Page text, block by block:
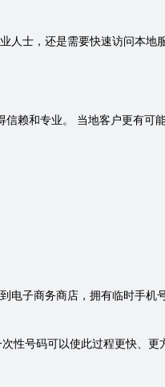
人士，还是需要快速访问本地
赖和专业。 当地客户更有可
电子商务商店，拥有临时手机
性号码可以使此过程更快、更